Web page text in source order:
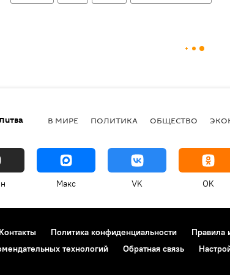
В МИРЕ ПОЛИТИКА ОБЩЕСТВО
Макс VK OK
Контакты Политика конфиденциальности Правила
технологий
Обратная связь